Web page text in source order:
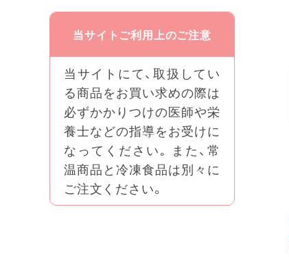
当サイトご利用上のご注意
当サイトにて、取扱してい
る商品をお買い求めの際は
必ずかかりつけの医師や栄
養士などの指導をお受けに
なってください｡ また、常
温商品と冷凍食品は別々に
ご注文ください。